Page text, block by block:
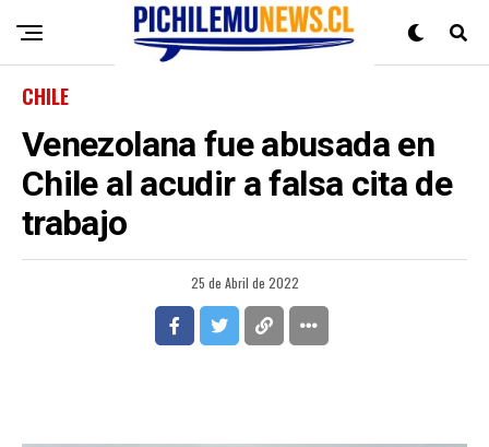
CHILE
Venezolana fue abusada en
Chile al acudir a falsa cita de
trabajo
25 de Abril de 2022